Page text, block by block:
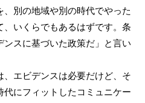
別の地域や別の時代でやった
、いくらでもあるはずです。条
スに基づいた政策だ」と言い
エビデンスは必要だけど、そ
代にフィットしたコミュニケー